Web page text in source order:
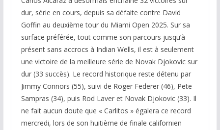
dur, série en cours, depuis sa défaite contre David
Goffin au deuxième tour du Miami Open 2025. Sur sa
surface préférée, tout comme son parcours jusqu’à
présent sans accrocs à Indian Wells, il est à seulement
une victoire de la meilleure série de Novak Djokovic sur
dur (33 succès). Le record historique reste détenu par
Jimmy Connors (55), suivi de Roger Federer (46), Pete
Sampras (34), puis Rod Laver et Novak Djokovic (33). Il
ne fait aucun doute que « Carlitos » égalera ce record
mercredi, lors de son huitième de finale californien